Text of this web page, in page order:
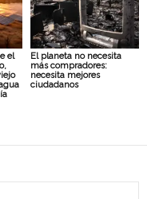
el
El planeta no necesita
más compradores:
necesita mejores
ciudadanos